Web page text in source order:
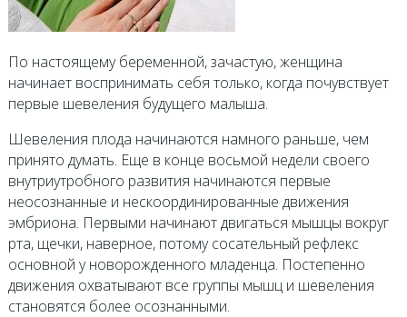
По настоящему беременной, зачастую, женщина
начинает воспринимать себя только, когда почувствует
первые шевеления будущего малыша.
Шевеления плода начинаются намного раньше, чем
принято думать. Еще в конце восьмой недели своего
внутриутробного развития начинаются первые
неосознанные и нескоординированные движения
эмбриона. Первыми начинают двигаться мышцы вокруг
рта, щечки, наверное, потому сосательный рефлекс
основной у новорожденного младенца. Постепенно
движения охватывают все группы мышц и шевеления
становятся более осознанными.